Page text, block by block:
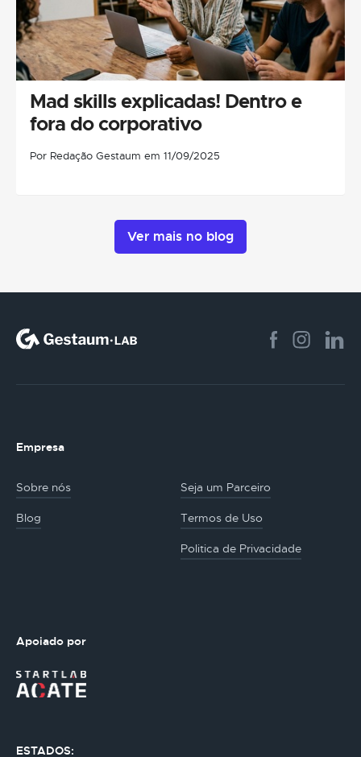
Mad skills explicadas! Dentro e
fora do corporativo
Por Redação Gestaum em 11/09/2025
Ver mais no blog
Empresa
Sobre nós Seja um Parceiro
Blog Termos de Uso
Politica de Privacidade
Apoiado por
ESTADOS: